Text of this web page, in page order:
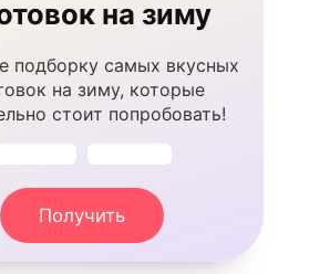
на зиму
подборку самых вкусных
на зиму, которые
стоит попробовать!
Получить